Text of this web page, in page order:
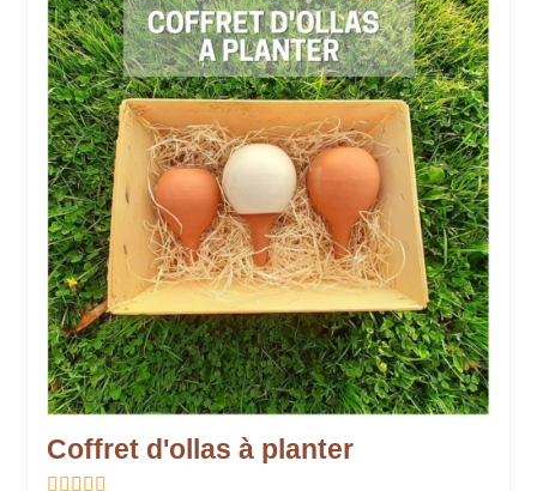
Coffret d'ollas à planter
    